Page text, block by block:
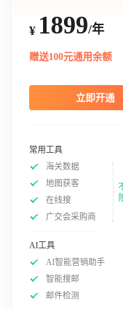
¥ 1899/年
赠送100元通用余额
立即开通
常用工具
海关数据
地图获客
在线搜
广交会采购商
AI工具
AI智能营销助手
智能搜邮
邮件检测